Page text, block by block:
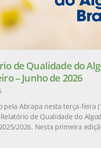
de Qualidade do
– Junho de 2026
pela Abrapa nesta terça-feira
de Qualidade do
2026. Nesta primeira